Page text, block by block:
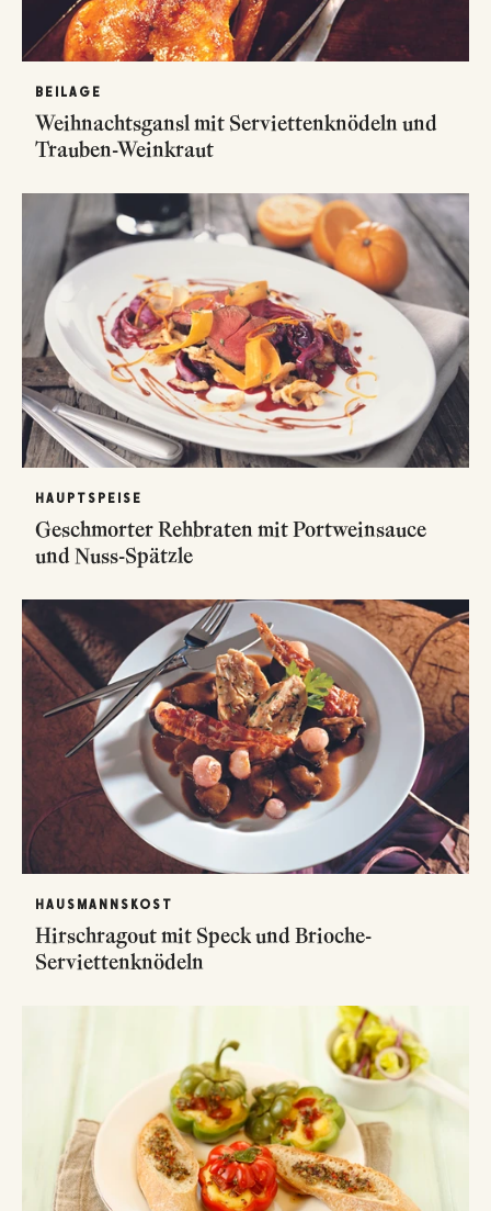
BEILAGE
Weihnachtsgansl mit Serviettenknödeln und
Trauben-Weinkraut
HAUPTSPEISE
Geschmorter Rehbraten mit Portweinsauce
und Nuss-Spätzle
HAUSMANNSKOST
Hirschragout mit Speck und Brioche-
Serviettenknödeln